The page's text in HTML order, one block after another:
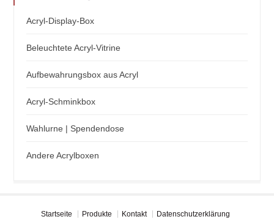
Acryl-Display-Box
Beleuchtete Acryl-Vitrine
Aufbewahrungsbox aus Acryl
Acryl-Schminkbox
Wahlurne | Spendendose
Andere Acrylboxen
Startseite Produkte Kontakt
Datenschutzerklärung